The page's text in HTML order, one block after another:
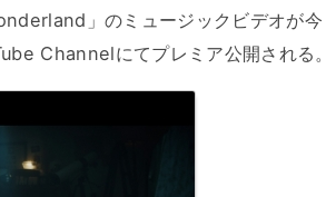
」のミュージックビデオが今
Channelにてプレミア公開される。